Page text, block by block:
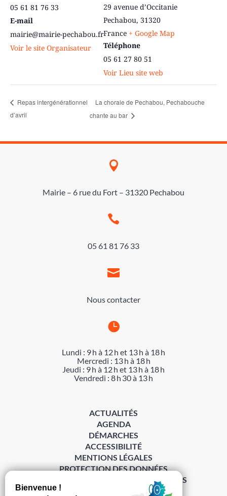
05 61 81 76 33
E-mail
mairie@mairie-pechabou.fr
Voir le site Organisateur
29 avenue d’Occitanie
Pechabou, 31320
France + Google Map
Téléphone
05 61 27 80 51
Voir Lieu site web
Repas intergénérationnel
d’avril
La chorale de Pechabou, Pechabouche
chante au bar

Mairie – 6 rue du Fort – 31320 Pechabou

05 61 81 76 33

Nous contacter

Lundi : 9 h à 12 h et 13 h à 18 h
Mercredi : 13 h à 18 h
Jeudi : 9 h à 12 h et 13 h à 18 h
Vendredi : 8 h 30 à 13 h
ACTUALITÉS
AGENDA
DÉMARCHES
ACCESSIBILITÉ
MENTIONS LÉGALES
PROTECTION DES DONNÉES
POLITIQUE DE GESTION DES COOKIES